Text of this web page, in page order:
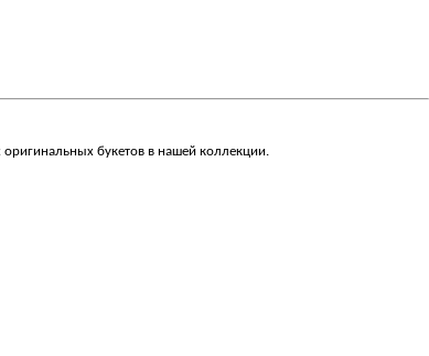
букетов в нашей коллекции.